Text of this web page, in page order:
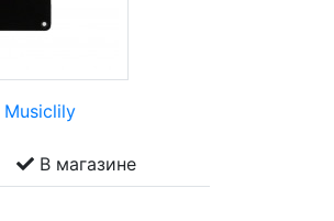
Musiclily
В магазине